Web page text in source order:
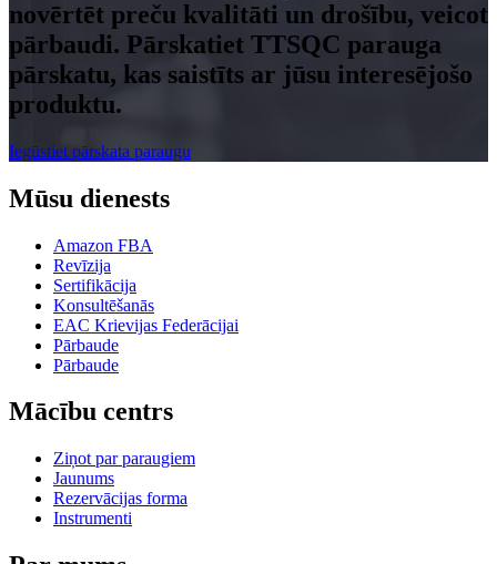
novērtēt preču kvalitāti un drošību, veicot
pārbaudi. Pārskatiet TTSQC parauga
pārskatu, kas saistīts ar jūsu interesējošo
produktu.
Iegūstiet pārskata paraugu
Mūsu dienests
Amazon FBA
Revīzija
Sertifikācija
Konsultēšanās
EAC Krievijas Federācijai
Pārbaude
Pārbaude
Mācību centrs
Ziņot par paraugiem
Jaunums
Rezervācijas forma
Instrumenti